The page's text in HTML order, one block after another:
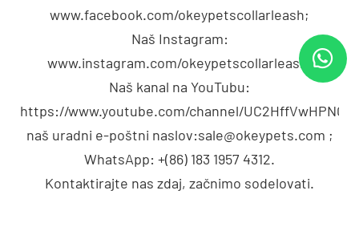
www.facebook.com/okeypetscollarleash;
Naš Instagram:
www.instagram.com/okeypetscollarleash;
Naš kanal na YouTubu:
https://www.youtube.com/channel/
naš uradni e-poštni naslov:sale@okeypets.com ;
WhatsApp: +(86) 183 1957 4312.
Kontaktirajte nas zdaj, začnimo sodelovati.